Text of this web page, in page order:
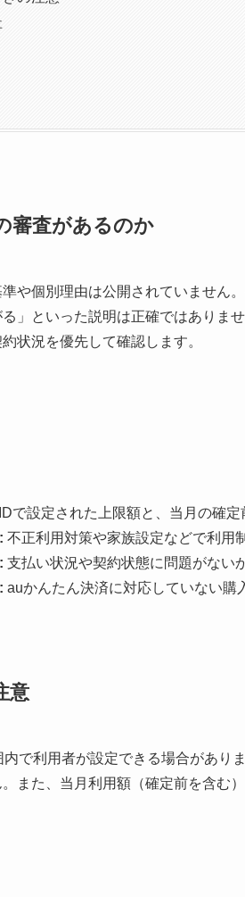
審査があるのか
や個別理由は公開されていません
る」といった説明は正確ではありま
状況を優先して確認します。
で設定された上限額と、当月の確定
不正利用対策や家族設定などで利用
支払い状況や契約状態に問題がない
auかんたん決済に対応していない購
意
で利用者が設定できる場合があり
また、当月利用額（確定前を含む